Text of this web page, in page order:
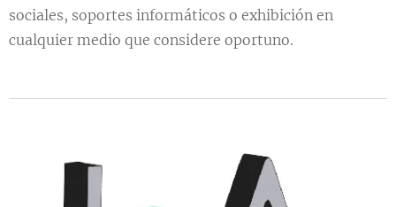
sociales, soportes informáticos o exhibición en
cualquier medio que considere oportuno.